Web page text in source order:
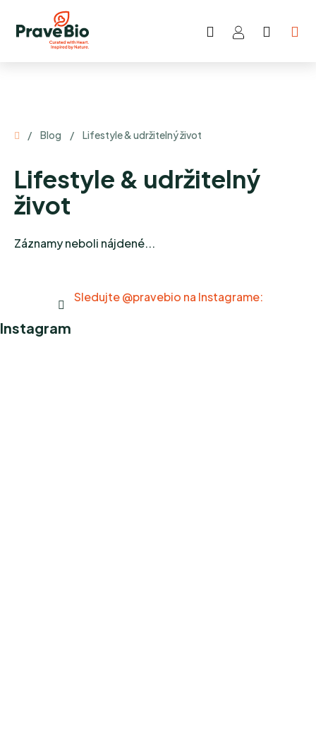
obsah
Hľadať
Domov
/ Blog / Lifestyle & udržitelný život
Lifestyle & udržitelný
život
Záznamy neboli nájdené...
Sledujte @pravebio na Instagrame:
Instagram